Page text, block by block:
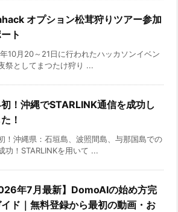
オプション松茸狩りツアー参加
ト
10月20～21日に行われたハッカソンイベン
祭としてまつたけ狩り ...
！沖縄でSTARLINK通信を成功し
！
！沖縄県：石垣島、波照間島、与那国島での
功！STARLINKを用いて ...
年7月最新】DomoAIの始め方完
ド｜無料登録から最初の動画・お